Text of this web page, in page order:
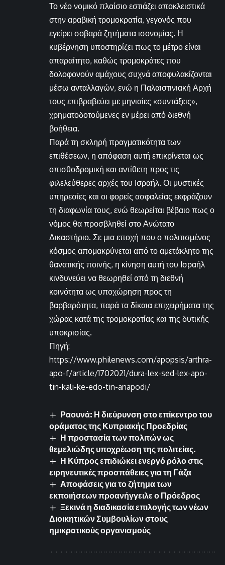
Το νέο νομικό πλαίσιο εστιάζει αποκλειστικά
στην αραβική τρομοκρατία, γεγονός που
εγείρει σοβαρά ζητήματα ισονομίας. Η
κυβέρνηση υποστηρίζει πως το μέτρο είναι
απαραίτητο, καθώς τρομοκράτες που
δολοφονούν αμάχους συχνά αποφυλακίζονται
μέσω ανταλλαγών, ενώ η Παλαιστινιακή Αρχή
τους επιβραβεύει με μηνιαίες «συντάξεις»,
χρηματοδοτούμενες εν μέρει από διεθνή
βοήθεια.
Παρά τη σκληρή πραγματικότητα των
επιθέσεων, η απόφαση αυτή επικρίνεται ως
οπισθοδρομική και αντίθετη προς τις
φιλελεύθερες αρχές του Ισραήλ. Οι μυστικές
υπηρεσίες και οι φορείς ασφαλείας εκφράζουν
τη διαφωνία τους, ενώ θεωρείται βέβαιο πως ο
νόμος θα προσβληθεί στο Ανώτατο
Δικαστήριο. Σε μια εποχή που ο πολιτισμένος
κόσμος απομακρύνεται από το αμετάκλητο της
θανατικής ποινής, η κίνηση αυτή του Ισραήλ
κινδυνεύει να θεωρηθεί από τη διεθνή
κοινότητα ως υποχώρηση προς τη
βαρβαρότητα, παρά τα δίκαια επιχειρήματα της
χώρας κατά της τρομοκρατίας και της δυτικής
υποκρισίας.
Πηγή:
https://www.philenews.com/apopsis/arthra-
apo-f/article/1702021/dura-lex-sed-lex-apo-
tin-kali-ke-edo-tin-anapodi/
Ραουνά: Η διεύρυνση στο επίκεντρο του
οράματος της Κυπριακής Προεδρίας
Η προστασία των πολιτών ως
θεμελιώδης υποχρέωση της πολιτείας.
Η Κύπρος επιδιώκει ενεργό ρόλο στις
ειρηνευτικές προσπάθειες για τη Γάζα
Αποφάσεις για το ζήτημα των
εκποιήσεων προανήγγειλε ο Πρόεδρος
Ξεκινά η διαδικασία επιλογής των νέων
Διοικητικών Συμβουλίων στους
ημικρατικούς οργανισμούς